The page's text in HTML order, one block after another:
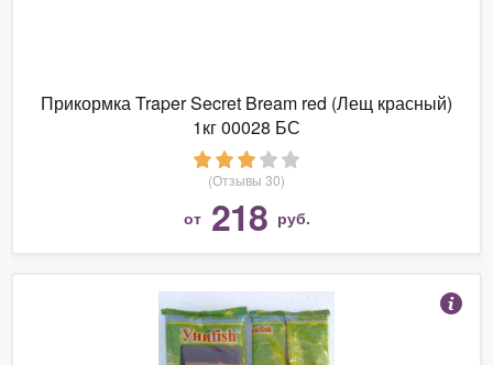
Прикормка Traper Secret Bream red (Лещ красный)
1кг 00028 БС
(Отзывы 30)
от 218 руб.